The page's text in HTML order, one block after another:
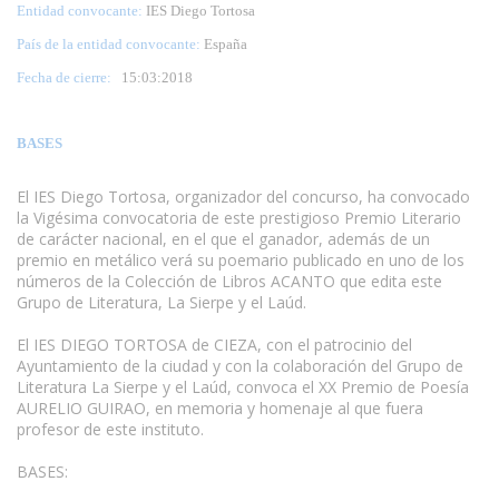
Entidad convocante: IES Diego Tortosa
País de la entidad convocante: España
Fecha de cierre: 15:03:2018
BASES
El IES Diego Tortosa, organizador del concurso, ha convocado
la Vigésima convocatoria de este prestigioso Premio Literario
de carácter nacional, en el que el ganador, además de un
premio en metálico verá su poemario publicado en uno de los
números de la Colección de Libros ACANTO que edita este
Grupo de Literatura, La Sierpe y el Laúd.
El IES DIEGO TORTOSA de CIEZA, con el patrocinio del
Ayuntamiento de la ciudad y con la colaboración del Grupo de
Literatura La Sierpe y el Laúd, convoca el XX Premio de Poesía
AURELIO GUIRAO, en memoria y homenaje al que fuera
profesor de este instituto.
BASES: